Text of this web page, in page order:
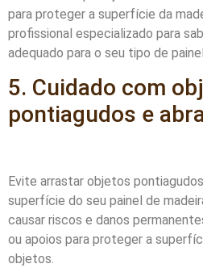
para proteger a superfície da
profissional especializado para
adequado para o seu tipo de
5. Cuidado com
pontiagudos e
Evite arrastar objetos
superfície do seu painel de
causar riscos e danos
ou apoios para proteger a
objetos.